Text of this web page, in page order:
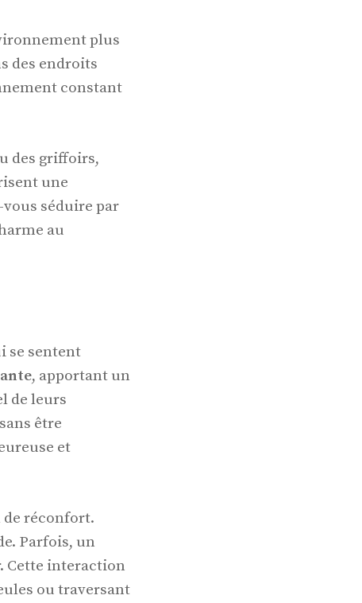
plus
des endroits
constant
des griffoirs,
une
séduire par
au
se sentent
, apportant un
de leurs
être
et
réconfort.
Parfois, un
Cette interaction
ou traversant